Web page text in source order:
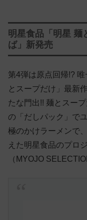
明星食品「明星 麺
ば」新発売
第4弾は原点回帰!? 唯
とスープだけ」最新
たな門出!! 麺とスー
の「だしパック」で
極のかけラーメンで
えた明星食品のプロ
（MYOJO